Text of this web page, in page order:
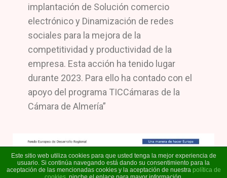
implantación de Solución comercio
electrónico y Dinamización de redes
sociales para la mejora de la
competitividad y productividad de la
empresa. Esta acción ha tenido lugar
durante 2023. Para ello ha contado con el
apoyo del programa TICCámaras de la
Cámara de Almería”
Este sitio web utiliza cookies para que usted tenga la mejor experiencia de
usuario. Si continúa navegando está dando su consentimiento para la
aceptación de las mencionadas cookies y la aceptación de nuestra política de